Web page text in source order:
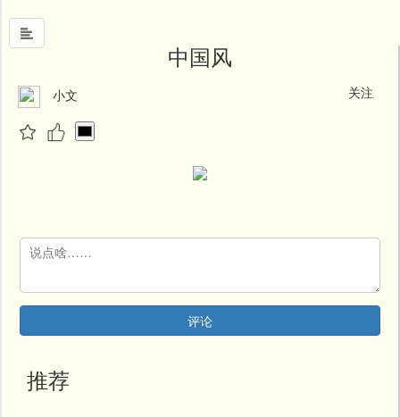
首
墨
人
堂
中国风
关注
小文
评论
推荐